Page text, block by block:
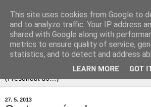
27. 5. 2013
This site uses cookies from Google to
and to analyze traffic. Your IP address
shared with Google along with
metrics to ensure quality of service,
statistics, and to detect and address
LEARN MORE GOT